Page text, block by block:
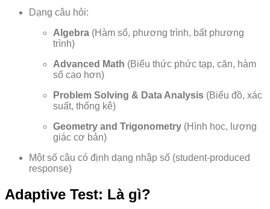
Dạng câu hỏi:
Algebra (Hàm số, phương trình, bất phương
trình)
Advanced Math (Biểu thức phức tạp, căn, hàm
số cao hơn)
Problem Solving & Data Analysis (Biểu đồ, xác
suất, thống kê)
Geometry and Trigonometry (Hình học, lượng
giác cơ bản)
Một số câu có định dạng nhập số (student-produced
response)
Adaptive Test: Là gì?